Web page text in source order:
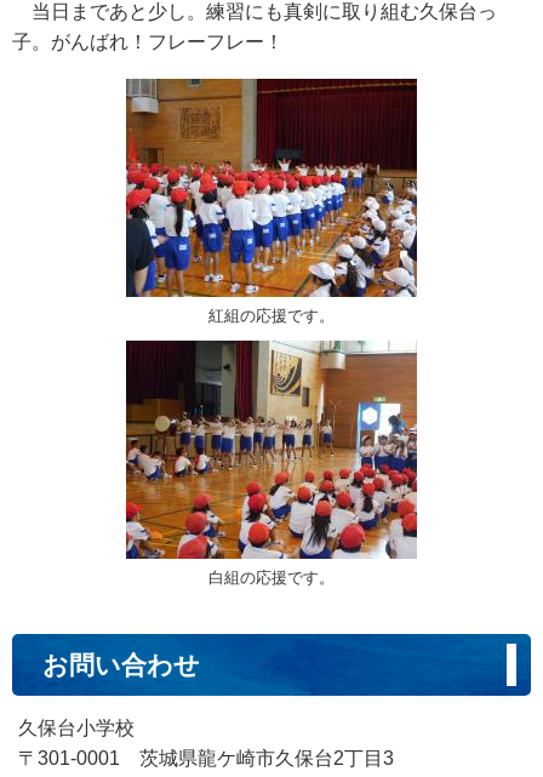
当日まであと少し。練習にも真剣に取り組む久保台っ
子。がんばれ！フレーフレー！
紅組の応援です。
白組の応援です。
お問い合わせ
久保台小学校
〒301-0001 茨城県龍ケ崎市久保台2丁目3